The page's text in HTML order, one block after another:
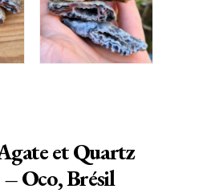
et Quartz
Oco, Brésil